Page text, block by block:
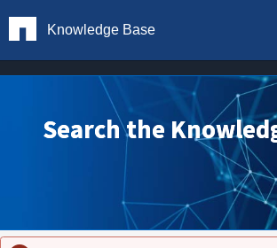
Knowledge Base
Search the